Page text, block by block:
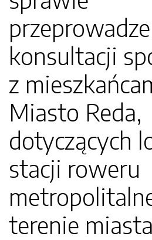
konsultacji
z
Miasto Reda,
dotyczących
stacji roweru
terenie